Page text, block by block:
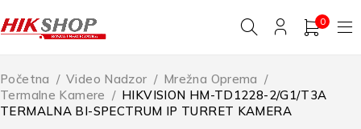
0
Početna / Video Nadzor / Mrežna Oprema /
Termalne Kamere / HIKVISION HM-TD1228-2/G1/T3A
TERMALNA BI-SPECTRUM IP TURRET KAMERA